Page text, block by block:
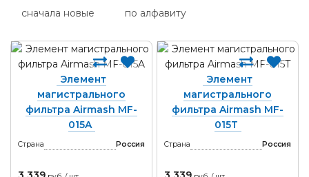
сначала новые
по алфавиту
Элемент
магистрального
фильтра Airmash MF-
015A
Страна Россия
Элемент
магистрального
фильтра Airmash MF-
015T
Страна Россия